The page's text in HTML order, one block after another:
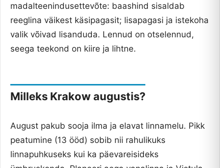
madalteenindusettevõte: baashind sisaldab
reeglina väikest käsipagasit; lisapagasi ja istekoha
valik võivad lisanduda. Lennud on otselennud,
seega teekond on kiire ja lihtne.
Milleks Krakow augustis?
August pakub sooja ilma ja elavat linnamelu. Pikk
peatumine (13 ööd) sobib nii rahulikuks
linnapuhkuseks kui ka päevareisideks